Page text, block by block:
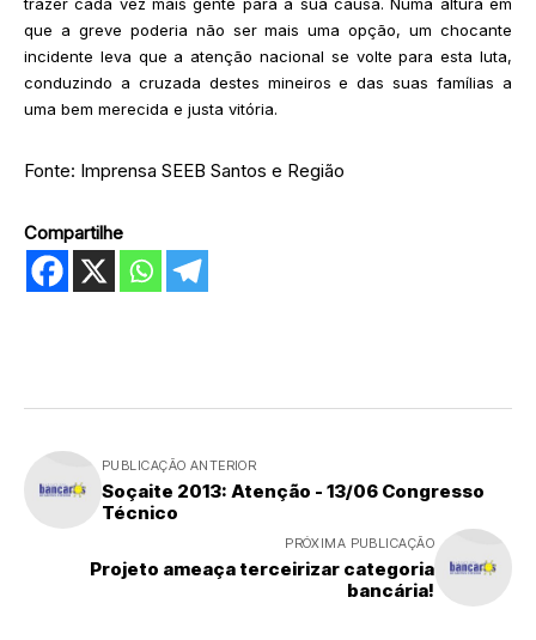
que a greve poderia não ser mais uma opção, um chocante
incidente leva que a atenção nacional se volte para esta luta,
conduzindo a cruzada destes mineiros e das suas famílias a
uma bem merecida e justa vitória.
Fonte: Imprensa SEEB Santos e Região
Compartilhe
PUBLICAÇÃO ANTERIOR
Soçaite 2013: Atenção - 13/06 Congresso
Técnico
PRÓXIMA PUBLICAÇÃO
Projeto ameaça terceirizar categoria
bancária!